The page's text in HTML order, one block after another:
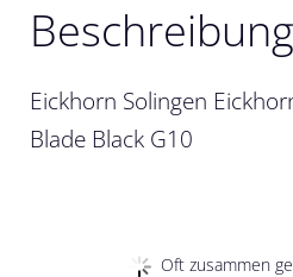
Beschreibung
Eickhorn Solingen
Blade Black G10
Oft zusammen